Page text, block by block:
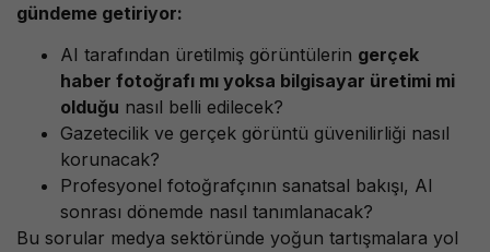
gündeme getiriyor:
AI tarafından üretilmiş görüntülerin gerçek
haber fotoğrafı mı yoksa bilgisayar üretimi mi
olduğu nasıl belli edilecek?
Gazetecilik ve gerçek görüntü güvenilirliği nasıl
korunacak?
Profesyonel fotoğrafçının sanatsal bakışı, AI
sonrası dönemde nasıl tanımlanacak?
Bu sorular medya sektöründe yoğun tartışmalara yol